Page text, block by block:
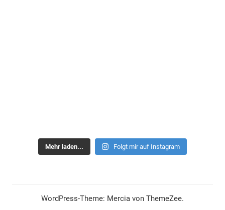
Mehr laden... Folgt mir auf Instagram
WordPress-Theme: Mercia von ThemeZee.